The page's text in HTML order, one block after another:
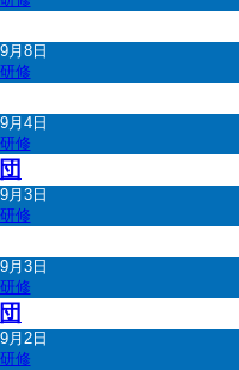
月8日
研修
月4日
研修
月3日
研修
月3日
研修
月2日
研修